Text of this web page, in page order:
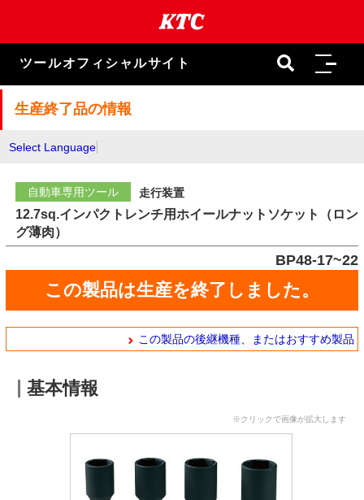
ま
キ
ツールオフィシャルサイト
生産終了品の情報
Select Language
自動車専用ツール 走行装置
12.7sq.インパクトレンチ用ホイールナットソケット（ロン
グ薄肉）
BP48-17~22
この製品は生産を終了しました。
この製品の後継機種、またはおすすめ製品
基本情報
※クリックで画像が拡大します